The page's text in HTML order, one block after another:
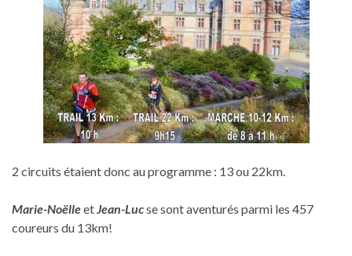
2 circuits étaient donc au programme : 13 ou 22km.
Marie-NoëlleetJean-Lucse sont aventurés parmi les 457
coureurs du 13km!